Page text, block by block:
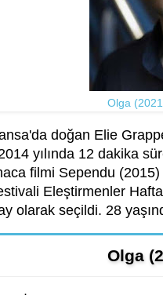
Olga
doğan Elie
yılında 12 dakika
filmi Sependu
Eleştirmenler
olarak seçildi. 28
Olga